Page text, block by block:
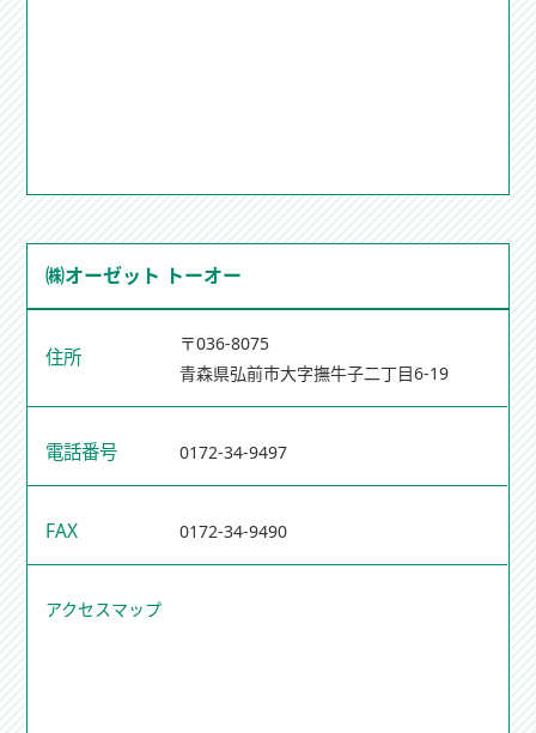
㈱オーゼット トーオー
住所
〒036-8075
青森県弘前市大字撫牛子二丁目6-19
電話番号 0172-34-9497
FAX 0172-34-9490
アクセスマップ